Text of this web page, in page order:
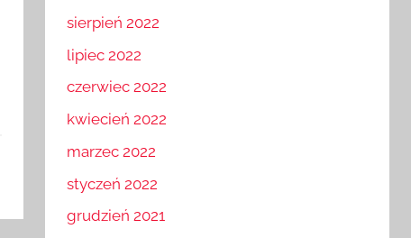
sierpień 2022
lipiec 2022
czerwiec 2022
kwiecień 2022
marzec 2022
styczeń 2022
grudzień 2021